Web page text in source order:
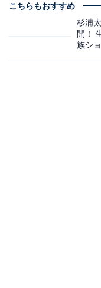
こちらもおすすめ
杉浦
開！
族シ